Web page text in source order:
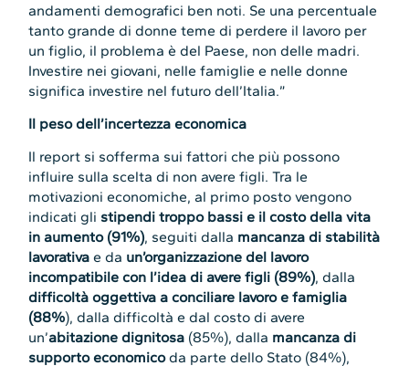
andamenti demografici ben noti. Se una percentuale
tanto grande di donne teme di perdere il lavoro per
un figlio, il problema è del Paese, non delle madri.
Investire nei giovani, nelle famiglie e nelle donne
significa investire nel futuro dell’Italia.”
Il peso dell’incertezza economica
Il report si sofferma sui fattori che più possono
influire sulla scelta di non avere figli. Tra le
motivazioni economiche, al primo posto vengono
indicati gli stipendi troppo bassi e il costo della vita
in aumento (91%), seguiti dalla mancanza di stabilità
lavorativa e da un’organizzazione del lavoro
incompatibile con l’idea di avere figli (89%), dalla
difficoltà oggettiva a conciliare lavoro e famiglia
(88%), dalla difficoltà e dal costo di avere
un’abitazione dignitosa (85%), dalla mancanza di
supporto economicoda parte dello Stato (84%),